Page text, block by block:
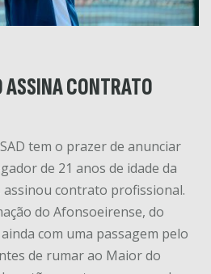
CONTRATO
tem o prazer de anunciar
de 21 anos de idade da
contrato profissional.
do Afonsoeirense, do
com uma passagem pelo
de rumar ao Maior do